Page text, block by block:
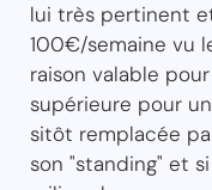
lui très pertinent
100€/semaine vu
raison valable
supérieure pour
sitôt remplacée
son "standing" et